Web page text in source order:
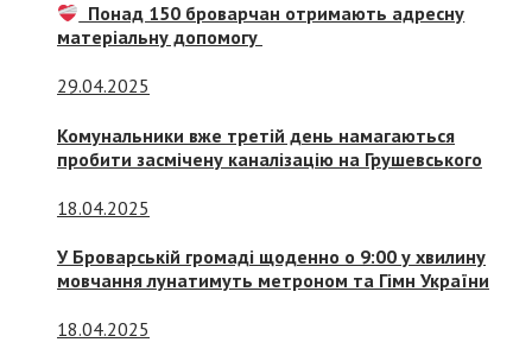
Понад 150 броварчан отримають адресну
матеріальну допомогу
29.04.2025
Комунальники вже третій день намагаються
пробити засмічену каналізацію на Грушевського
18.04.2025
У Броварській громаді щоденно о 9:00 у хвилину
мовчання лунатимуть метроном та Гімн України
18.04.2025